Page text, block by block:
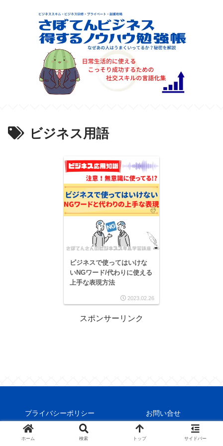
ビジネス用語
ビジネスで使ってはいけな
いNGワード/代わりに使える
上手な表現方法
2023.02.26
スポンサーリンク
プライバシーポリシー お問い合せ
© 2022 さぼてんビジネス 得するノウハウ勉強帳.
ホーム 検索 トップ サイドバー